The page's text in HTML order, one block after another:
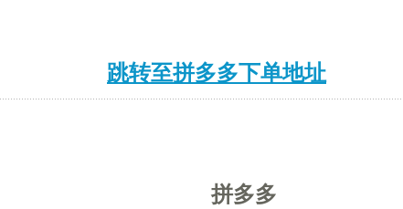
跳转至拼多多下单地址
拼多多